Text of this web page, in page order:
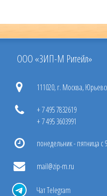
ООО «ЗИП-М Ритейл»
111020, г. Москва,
+ 7 495 7832619
+ 7 495 3603991
понедельник - пятница с
mail@zip-m.ru
Чат Telegram